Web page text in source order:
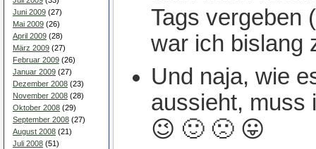
Juni 2009 (27)
Mai 2009 (26)
April 2009 (28)
März 2009 (27)
Februar 2009 (26)
Januar 2009 (27)
Dezember 2008 (23)
November 2008 (28)
Oktober 2008 (29)
September 2008 (27)
August 2008 (21)
Juli 2008 (51)
Tags vergeben
war ich
Und naja, wie
aussieht,
😉 🙂 🙁 😛